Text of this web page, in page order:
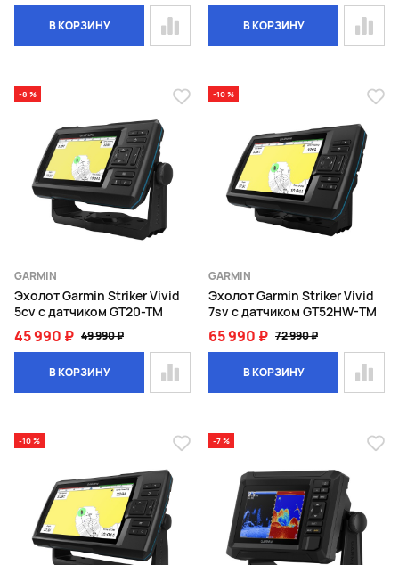
В КОРЗИНУ В КОРЗИНУ
-8 %
GARMIN
Эхолот Garmin Striker Vivid
5cv с датчиком GT20-TM
45 990 ₽ 49 990 ₽
В КОРЗИНУ
-10 %
GARMIN
Эхолот Garmin Striker Vivid
7sv с датчиком GT52HW-TM
65 990 ₽ 72 990 ₽
В КОРЗИНУ
-10 % -7 %